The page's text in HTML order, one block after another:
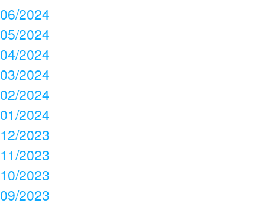
06/2024
05/2024
04/2024
03/2024
02/2024
01/2024
12/2023
11/2023
10/2023
09/2023